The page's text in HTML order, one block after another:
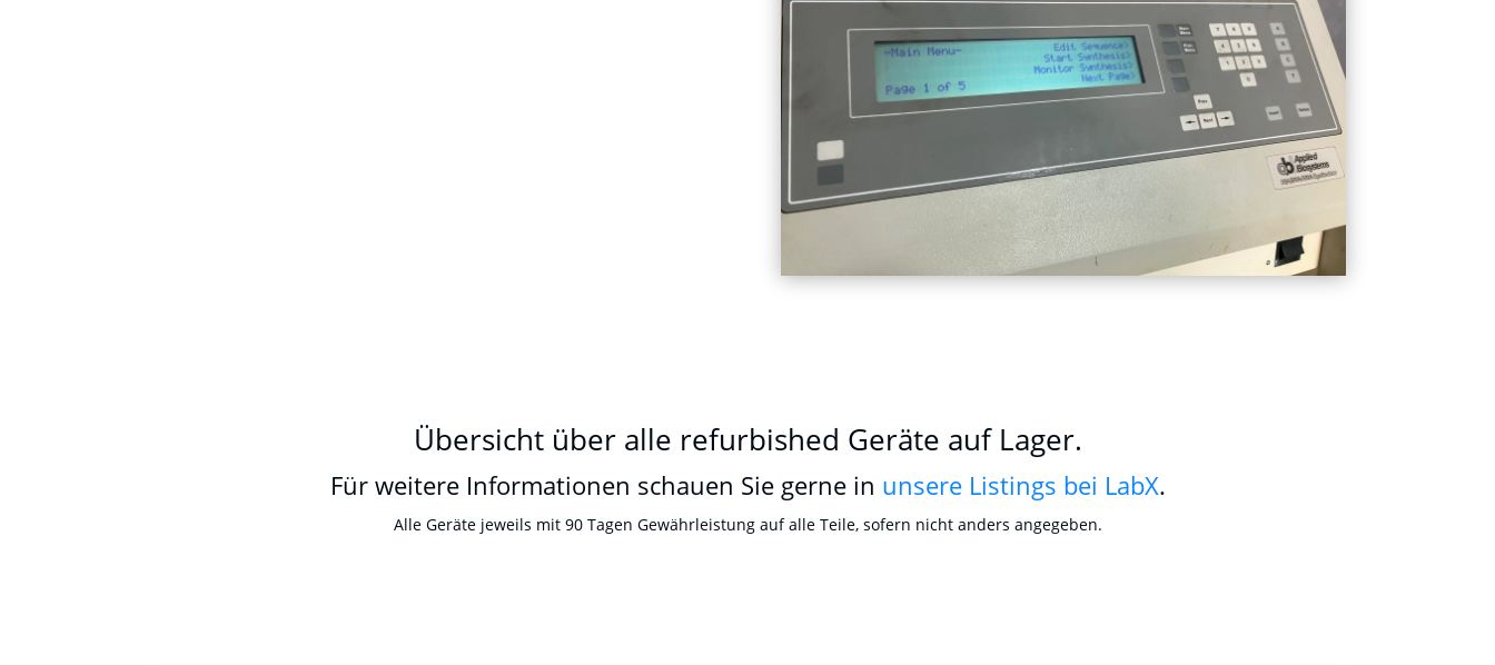
Übersicht über alle refurbished Geräte auf Lager.
Für weitere Informationen schauen Sie gerne in unsere Listings bei LabX.
Alle Geräte jeweils mit 90 Tagen Gewährleistung auf alle Teile, sofern nicht anders angegeben.